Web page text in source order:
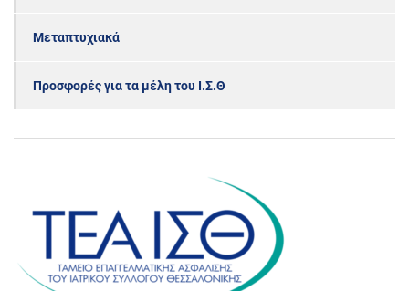
Μεταπτυχιακά
Προσφορές για τα μέλη του Ι.Σ.Θ